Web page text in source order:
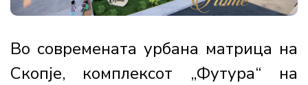
Во современата урбана матрица на
Скопје, комплексот „Футура“ на